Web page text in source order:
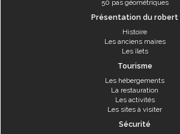
50 pas géométriques
Présentation du robert
Histoire
Les anciens maires
Les îlets
Tourisme
Les hébergements
La restauration
Les activités
Les sites à visiter
Sécurité